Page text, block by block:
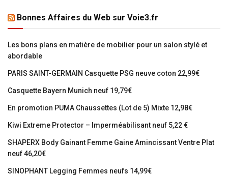
Bonnes Affaires du Web sur Voie3.fr
Les bons plans en matière de mobilier pour un salon stylé et
abordable
PARIS SAINT-GERMAIN Casquette PSG neuve coton 22,99€
Casquette Bayern Munich neuf 19,79€
En promotion PUMA Chaussettes (Lot de 5) Mixte 12,98€
Kiwi Extreme Protector – Imperméabilisant neuf 5,22 €
SHAPERX Body Gainant Femme Gaine Amincissant Ventre Plat
neuf 46,20€
SINOPHANT Legging Femmes neufs 14,99€